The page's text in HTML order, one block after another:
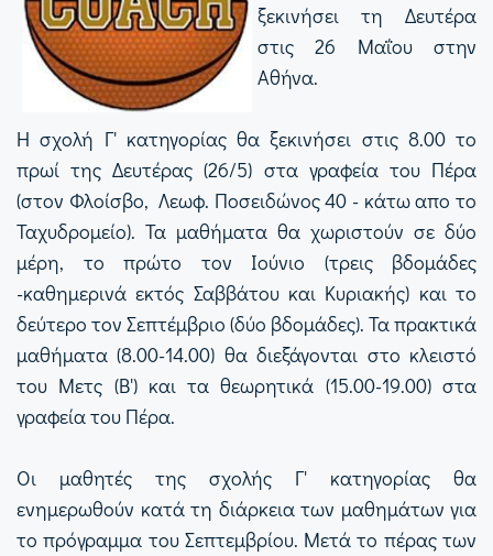
ξεκινήσει τη Δευτέρα
στις 26 Μαΐου στην
Αθήνα.
Η σχολή Γ' κατηγορίας θα ξεκινήσει στις 8.00 το
πρωί της Δευτέρας (26/5) στα γραφεία του Πέρα
(στον Φλοίσβο, Λεωφ. Ποσειδώνος 40 - κάτω απο το
Ταχυδρομείο). Τα μαθήματα θα χωριστούν σε δύο
μέρη, το πρώτο τον Ιούνιο (τρεις βδομάδες
-καθημερινά εκτός Σαββάτου και Κυριακής) και το
δεύτερο τον Σεπτέμβριο (δύο βδομάδες). Τα πρακτικά
μαθήματα (8.00-14.00) θα διεξάγονται στο κλειστό
του Μετς (Β') και τα θεωρητικά (15.00-19.00) στα
γραφεία του Πέρα.
Οι μαθητές της σχολής Γ' κατηγορίας θα
ενημερωθούν κατά τη διάρκεια των μαθημάτων για
το πρόγραμμα του Σεπτεμβρίου. Μετά το πέρας των